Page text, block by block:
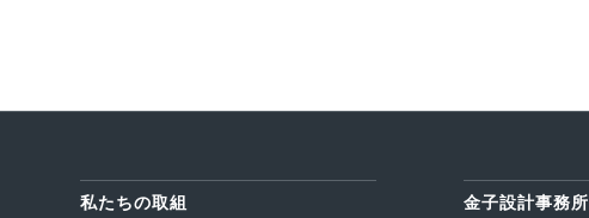
私たちの取組 金子設計事務所